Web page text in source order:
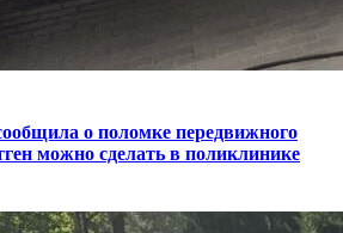
о поломке передвижного
можно сделать в поликлинике